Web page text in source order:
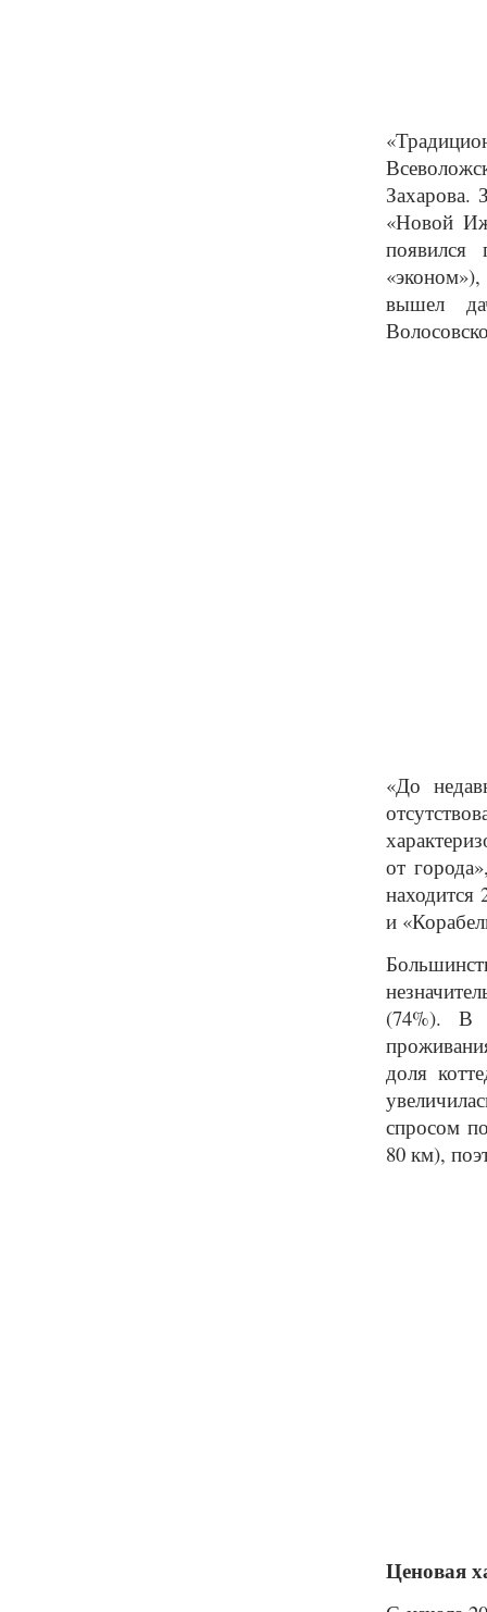
Захарова.
«Новой
появился
вышел
«До
от
находится
и
(74%). В
доля
спросом
80 км),
Ценовая